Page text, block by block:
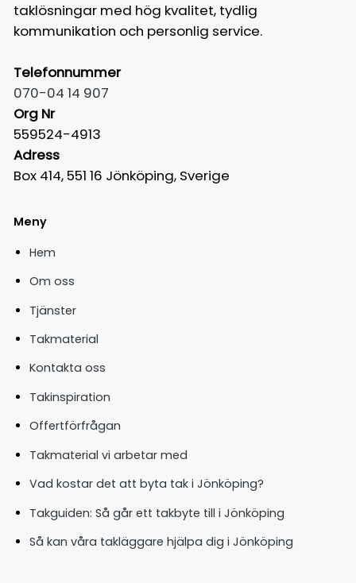
taklösningar med hög kvalitet, tydlig
kommunikation och personlig service.
Telefonnummer
070-04 14 907
Org Nr
559524-4913
Adress
Box 414, 551 16 Jönköping, Sverige
Meny
Hem
Om oss
Tjänster
Takmaterial
Kontakta oss
Takinspiration
Offertförfrågan
Takmaterial vi arbetar med
Vad kostar det att byta tak i Jönköping?
Takguiden: Så går ett takbyte till i Jönköping
Så kan våra takläggare hjälpa dig i Jönköping